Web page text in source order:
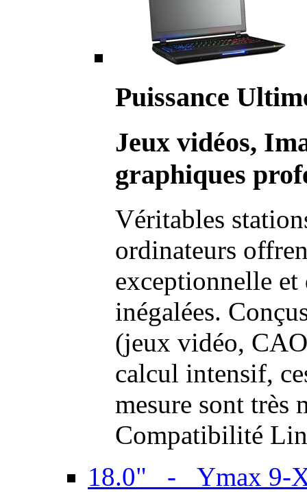
Puissance
Jeux vidéos,
graphiques
Véritables
ordinateurs
exceptionnelle et
inégalées.
(jeux vidéo,
calcul intensif,
mesure sont très
Compatibilité
18.0" - Ymax 9-